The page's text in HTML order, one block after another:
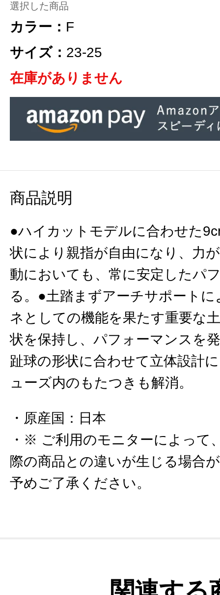
選択した商品
カラー： F
サイズ： 23-25
在庫がありません
商品説明
●ハイカットモデルに合わせた
状により親指が自由になり、力
動においても、常に安定したパ
る。●土踏まずアーチサポート
ネとしての機能を果たす重要な
状を保持し、パフォーマンスを
趾球の形状に合わせて立体設計
ューズ内のもたつきも解消。
原産国 ： 日本
※ ご利用のモニターによって
際の商品との違いが生じる場合
予めご了承ください。